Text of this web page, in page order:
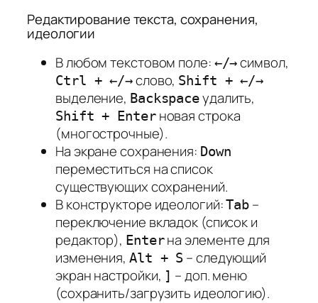
Редактирование текста, сохранения,
идеологии
В любом текстовом поле: ←/→символ,
Ctrl + ←/→слово, Shift + ←/→
выделение, Backspaceудалить,
Shift + Enterновая строка
(многострочные).
На экране сохранения: Down
переместиться на список
существующих сохранений.
В конструкторе идеологий:Tab –
переключение вкладок (список и
редактор), Enterна элементе для
изменения, Alt + S – следующий
экран настройки, ] – доп. меню
(сохранить/загрузить идеологию).